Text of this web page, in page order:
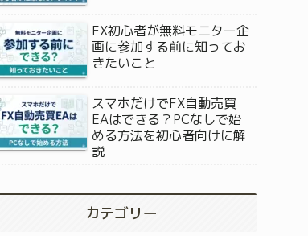
FX初心者が無料モニター企
画に参加する前に知ってお
きたいこと
スマホだけでFX自動売買
EAはできる？PCなしで始
める方法を初心者向けに解
説
カテゴリー